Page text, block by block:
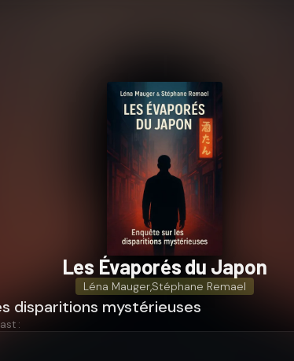
Les Évaporés du Japon
Léna Mauger,Stéphane Remael
disparitions mystérieuses
: